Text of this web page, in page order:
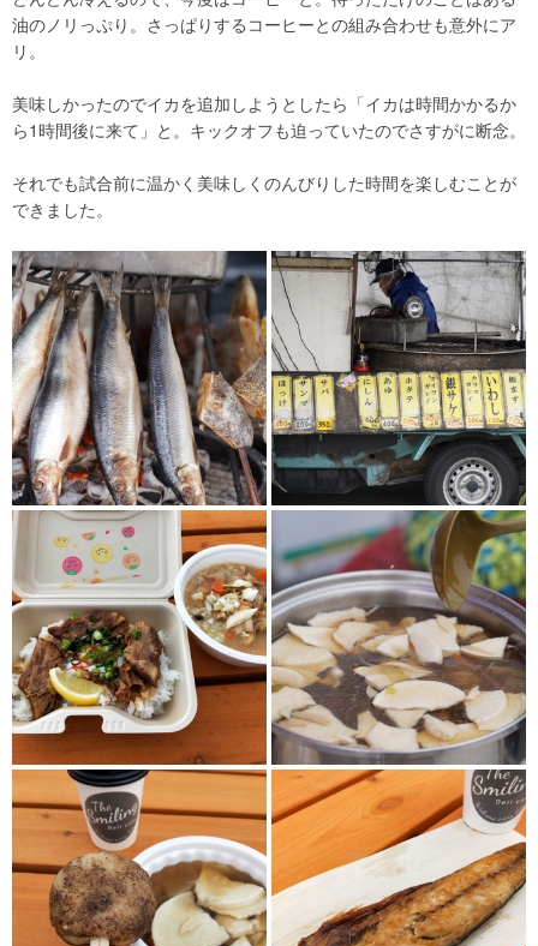
油のノリっぷり。さっぱりするコーヒーとの組み合わせも意外にア
リ。
美味しかったのでイカを追加しようとしたら「イカは時間かかるか
ら1時間後に来て」と。キックオフも迫っていたのでさすがに断念。
それでも試合前に温かく美味しくのんびりした時間を楽しむことが
できました。